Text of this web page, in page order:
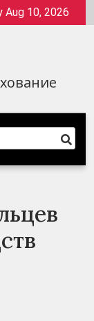
Aug 10, 2026